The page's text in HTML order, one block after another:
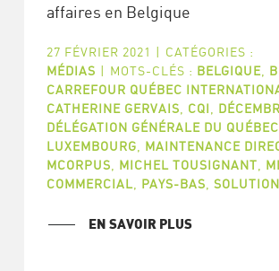
affaires en Belgique
27 FÉVRIER 2021 | CATÉGORIES :
MÉDIAS | MOTS-CLÉS : BELGIQUE,
CARREFOUR QUÉBEC
CATHERINE GERVAIS
CQI
DÉLÉGATION GÉNÉRALE DU QUÉBEC
LUXEMBOURG
MAINTENANCE
MCORPUS
MICHEL TOUSIGNANT
COMMERCIAL
PAYS-BAS
EN SAVOIR PLUS